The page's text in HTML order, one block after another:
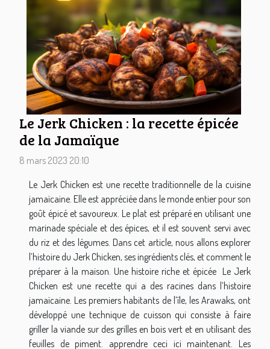
Le Jerk Chicken : la recette épicée
de la Jamaïque
8 mars 2023 20:10
Le Jerk Chicken est une recette traditionnelle de la cuisine
jamaïcaine. Elle est appréciée dans le monde entier pour son
goût épicé et savoureux. Le plat est préparé en utilisant une
marinade spéciale et des épices, et il est souvent servi avec
du riz et des légumes. Dans cet article, nous allons explorer
l’histoire du Jerk Chicken, ses ingrédients clés, et comment le
préparer à la maison. Une histoire riche et épicée Le Jerk
Chicken est une recette qui a des racines dans l’histoire
jamaïcaine. Les premiers habitants de l’île, les Arawaks, ont
développé une technique de cuisson qui consiste à faire
griller la viande sur des grilles en bois vert et en utilisant des
feuilles de piment. apprendre ceci ici maintenant. Les